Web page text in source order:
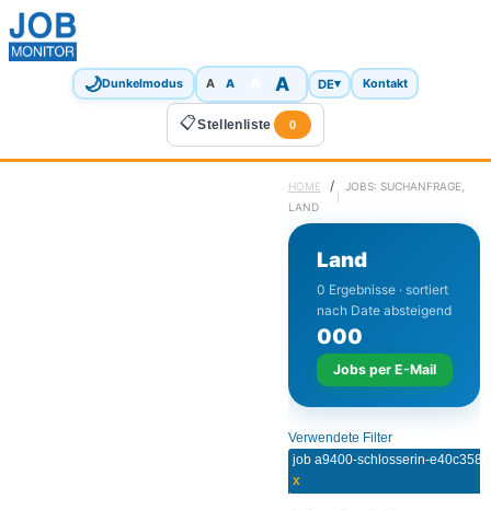
🌙Dunkelmodus A A A DE▾ Kontakt
📋Stellenliste 0
HOME /
JOBS: SUCHANFRAGE,
LAND
Land
0 Ergebnisse · sortiert
nach Date absteigend
000
Jobs per E-Mail
Verwendete Filter
job a9400-schlosserin-e40c358
x